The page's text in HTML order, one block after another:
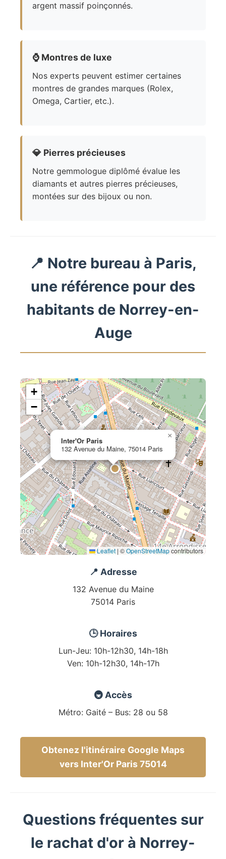
argent massif poinçonnés.
⌚ Montres de luxe
Nos experts peuvent estimer certaines
montres de grandes marques (Rolex,
Omega, Cartier, etc.).
💎 Pierres précieuses
Notre gemmologue diplômé évalue les
diamants et autres pierres précieuses,
montées sur des bijoux ou non.
📍 Notre bureau à Paris,
une référence pour des
habitants de Norrey-en-
Auge
Inter'Or Paris
132 Avenue du Maine, 75014 Paris
×
+
−
Leaflet | ©OpenStreetMapcontributors
📍 Adresse
132 Avenue du Maine
75014 Paris
🕒 Horaires
Lun-Jeu: 10h-12h30, 14h-18h
Ven: 10h-12h30, 14h-17h
🚇 Accès
Métro: Gaité – Bus: 28 ou 58
Obtenez l'itinéraire Google Maps
vers Inter'Or Paris 75014
Questions fréquentes sur
le rachat d'or à Norrey-